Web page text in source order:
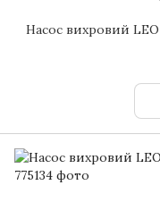
Насос вихровий